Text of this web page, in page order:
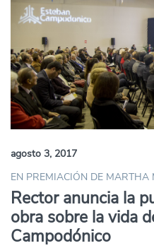
agosto 3, 2017
EN PREMIACIÓN DE MARTHA
Rector anuncia la
obra sobre la vida
Campodónico